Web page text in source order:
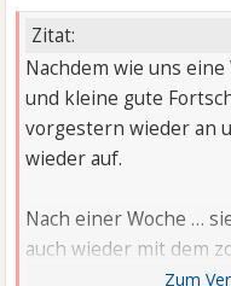
Zitat:
Nachdem wie uns
und kleine gute
vorgestern wieder an
wieder auf.
Nach einer Woche …
auch wieder mit dem
Spiel das wir alle